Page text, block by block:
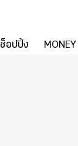
ช็อปปิ้ง MONEY